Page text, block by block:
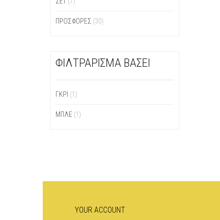
ΠΡΟΣΦΟΡΕΣ (30)
ΦΙΛΤΡΑΡΙΣΜΑ ΒΑΣΕΙ
ΓΚΡΙ (1)
ΜΠΛΕ (1)
YOUR ACCOUNT